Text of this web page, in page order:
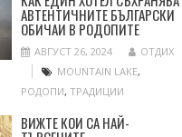
АВТЕНТИЧНИТЕ БЪЛГАРСКИ
ОБИЧАИ В РОДОПИТЕ
АВГУСТ 26, 2024
ОТДИХ
MOUNTAIN LAKE,
РОДОПИ, ТРАДИЦИИ
ВИЖТЕ КОИ СА НАЙ-